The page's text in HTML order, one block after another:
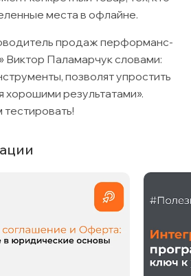
места в офлайне.
продаж перформанс-
Виктор Паламарчук словами:
позволят упростить
хорошими результатами».